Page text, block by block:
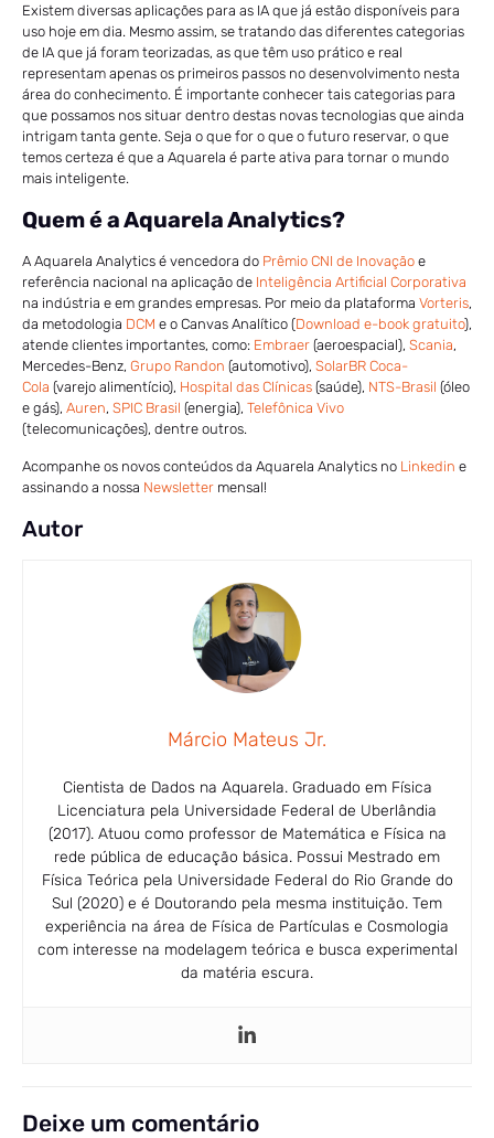
Existem diversas aplicações para as IA que já estão disponíveis para
uso hoje em dia. Mesmo assim, se tratando das diferentes categorias
de IA que já foram teorizadas, as que têm uso prático e real
representam apenas os primeiros passos no desenvolvimento nesta
área do conhecimento. É importante conhecer tais categorias para
que possamos nos situar dentro destas novas tecnologias que ainda
intrigam tanta gente. Seja o que for o que o futuro reservar, o que
temos certeza é que a Aquarela é parte ativa para tornar o mundo
mais inteligente.
Quem é a Aquarela Analytics?
A Aquarela Analytics é vencedora do Prêmio CNI de Inovação e
referência nacional na aplicação de Inteligência Artificial Corporativa
na indústria e em grandes empresas. Por meio da plataforma Vorteris,
da metodologia DCM e o Canvas Analítico (Download e-book gratuito),
atende clientes importantes, como: Embraer (aeroespacial), Scania,
Mercedes-Benz, Grupo Randon (automotivo), SolarBR Coca-
Cola (varejo alimentício), Hospital das Clínicas (saúde), NTS-Brasil (óleo
e gás), Auren, SPIC Brasil (energia), Telefônica Vivo
(telecomunicações), dentre outros.
Acompanhe os novos conteúdos da Aquarela Analytics no Linkedin e
assinando a nossa Newsletter mensal!
Autor
Márcio Mateus Jr.
Cientista de Dados na Aquarela. Graduado em Física
Licenciatura pela Universidade Federal de Uberlândia
(2017). Atuou como professor de Matemática e Física na
rede pública de educação básica. Possui Mestrado em
Física Teórica pela Universidade Federal do Rio Grande do
Sul (2020) e é Doutorando pela mesma instituição. Tem
experiência na área de Física de Partículas e Cosmologia
com interesse na modelagem teórica e busca experimental
da matéria escura.
Deixe um comentário